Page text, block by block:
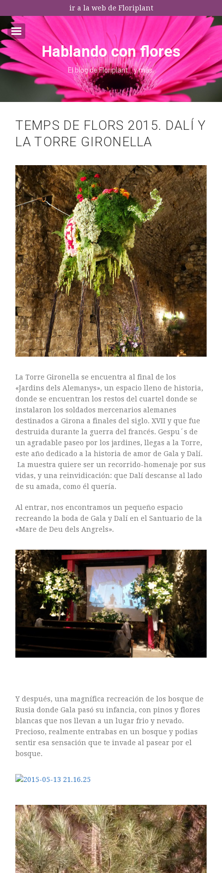
ir a la web de Floriplant
I agree terms and conditions.*
Email:*
* This field is required
ARTE FLORAL
BLOGS
Bodas
CULTIVOS
DECORACION
EXPOSICIONES
flores
FLORISTERÍAS
FOTOGRAFIA
INSTAGRAM
LOS PINTORES Y LAS FLORES
MAESTROS FLORISTAS
MARKETING
PLANTAS
ramos de novia
Sin categoría
agosto 2018
julio 2018
junio 2017
enero 2017
noviembre 2016
octubre 2016
septiembre 2016
agosto 2016
julio 2016
junio 2016
marzo 2016
febrero 2016
enero 2016
diciembre 2015
noviembre 2015
septiembre 2015
julio 2015
junio 2015
mayo 2015
julio 2014
abril 2014
Hablando con flores
El blog de Floriplant… y más.
TEMPS DE FLORS 2015. DALÍ Y
LA TORRE GIRONELLA
La Torre Gironella se encuentra al final de los
«Jardins dels Alemanys», un espacio lleno de historia,
donde se encuentran los restos del cuartel donde se
instalaron los soldados mercenarios alemanes
destinados a Girona a finales del siglo. XVII y que fue
destruida durante la guerra del francés. Gespu´s de
un agradable paseo por los jardines, llegas a la Torre,
este año dedicado a la historia de amor de Gala y Dalí.
La muestra quiere ser un recorrido-homenaje por sus
vidas, y una reinvidicación: que Dalí descanse al lado
de su amada, como él quería.
Al entrar, nos encontramos un pequeño espacio
recreando la boda de Gala y Dalí en el Santuario de la
«Mare de Deu dels Angrels».
Y después, una magnífica recreación de los bosque de
Rusia donde Gala pasó su infancia, con pinos y flores
blancas que nos llevan a un lugar frio y nevado.
Precioso, realmente entrabas en un bosque y podias
sentir esa sensación que te invade al pasear por el
bosque.